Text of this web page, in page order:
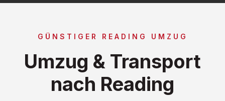
GÜNSTIGER READING UMZUG
Umzug & Transport
nach Reading